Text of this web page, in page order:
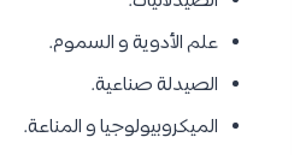
علم الأدوية و السموم.
الصيدلة صناعية.
الميكروبيولوجيا و المناعة.